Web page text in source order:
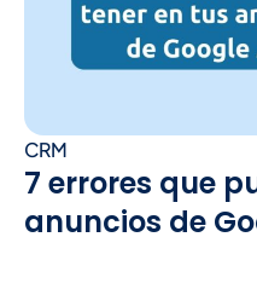
CRM
7 errores que
anuncios de